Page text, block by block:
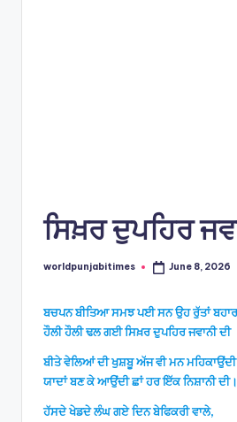
ਸਿਖ਼ਰ ਦੁਪਹਿਰ
Posted
worldpunjabitimes June 8, 2026
ਬਚਪਨ ਬੀਤਿਆ ਸਮਝ ਪਈ ਸਨ ਉਹ ਰੁੱਤਾਂ
ਹੌਲੀ ਹੌਲੀ ਢਲ ਗਈ ਸਿਖ਼ਰ ਦੁਪਹਿਰ ਜਵਾਨੀ ਦੀ
ਬੀਤੇ ਵੇਲਿਆਂ ਦੀ ਖੁਸ਼ਬੂ ਅੱਜ ਵੀ ਮਨ
ਯਾਦਾਂ ਬਣ ਕੇ ਆਉਂਦੀ ਛਾਂ ਹਰ ਇੱਕ ਨਿਸ਼ਾਨੀ ਦੀ।
ਹੱਸਦੇ ਖੇਡਦੇ ਲੰਘ ਗਏ ਦਿਨ ਬੇਫਿਕਰੀ ਵਾਲੇ,